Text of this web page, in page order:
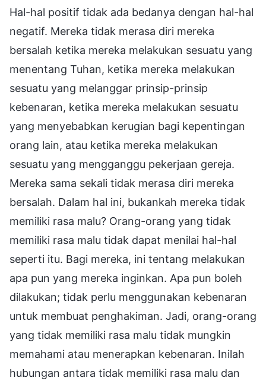
Hal-hal positif tidak ada bedanya dengan hal-hal
negatif. Mereka tidak merasa diri mereka
bersalah ketika mereka melakukan sesuatu yang
menentang Tuhan, ketika mereka melakukan
sesuatu yang melanggar prinsip-prinsip
kebenaran, ketika mereka melakukan sesuatu
yang menyebabkan kerugian bagi kepentingan
orang lain, atau ketika mereka melakukan
sesuatu yang mengganggu pekerjaan gereja.
Mereka sama sekali tidak merasa diri mereka
bersalah. Dalam hal ini, bukankah mereka tidak
memiliki rasa malu? Orang-orang yang tidak
memiliki rasa malu tidak dapat menilai hal-hal
seperti itu. Bagi mereka, ini tentang melakukan
apa pun yang mereka inginkan. Apa pun boleh
dilakukan; tidak perlu menggunakan kebenaran
untuk membuat penghakiman. Jadi, orang-orang
yang tidak memiliki rasa malu tidak mungkin
memahami atau menerapkan kebenaran. Inilah
hubungan antara tidak memiliki rasa malu dan